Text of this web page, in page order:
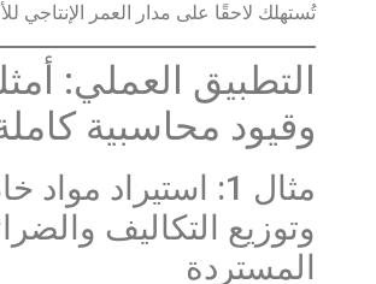
تُستهلك لاحقًا على مدار العمر الإنتاجي
التطبيق العملي:
وقيود محاسبية
مثال 1: استيراد مواد
وتوزيع التكاليف
المستردة